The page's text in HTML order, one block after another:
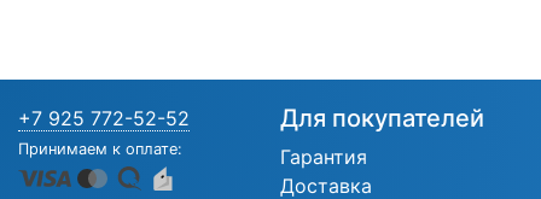
+7 925 772-52-52
Принимаем к оплате:
Для покупателей
Гарантия
Доставка